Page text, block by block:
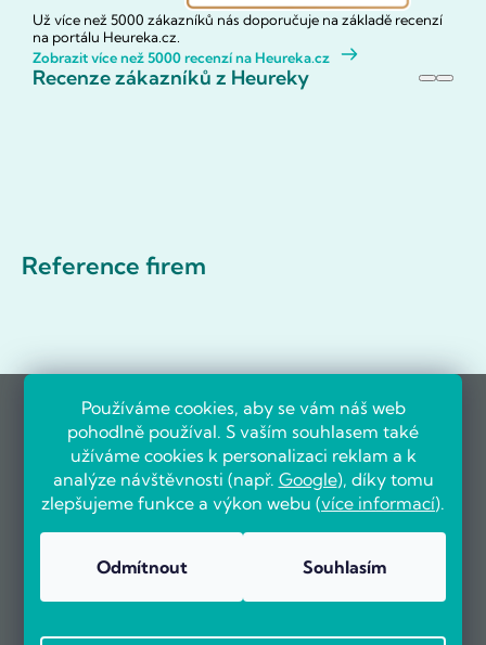
Používáme cookies, aby se vám náš web
pohodlně používal. S vaším souhlasem také
užíváme cookies k personalizaci reklam a k
analýze návštěvnosti (např. Google), díky tomu
zlepšujeme funkce a výkon webu (více informací).
Odmítnout Souhlasím
Už více než 5000 zákazníků nás doporučuje na základě recenzí
na portálu Heureka.cz.
Zobrazit více než 5000 recenzí na Heureka.cz
Recenze zákazníků z Heureky
Reference firem